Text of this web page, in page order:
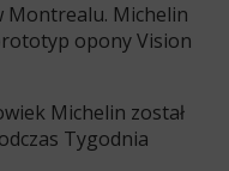
Montrealu. Michelin
opony Vision
Michelin został
Tygodnia